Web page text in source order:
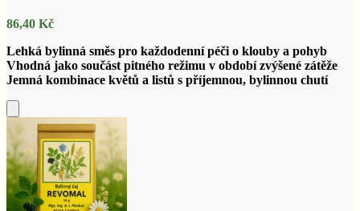
86,40 Kč
Lehká bylinná směs pro každodenní péči o klouby a pohyb
Vhodná jako součást pitného režimu v období zvýšené zátěže
Jemná kombinace květů a listů s příjemnou, bylinnou chutí
Přidat
do
košíku